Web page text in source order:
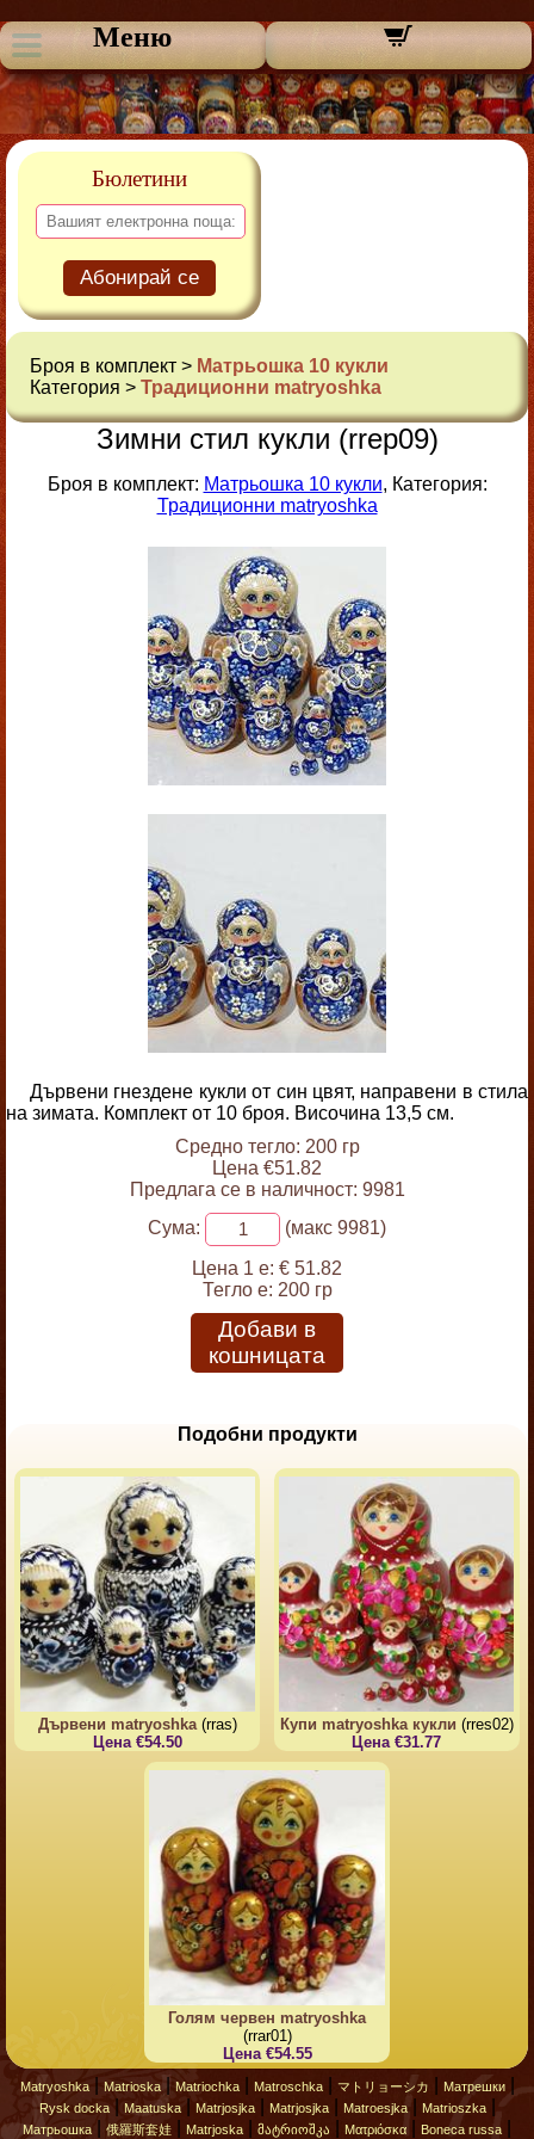
Меню
Бюлетини
Абонирай се
Броя в комплект > Матрьошка 10 кукли
Категория > Традиционни matryoshka
Зимни стил кукли (rrep09)
Броя в комплект: Матрьошка 10 кукли, Категория:
Традиционни matryoshka
Дървени гнездене кукли от син цвят, направени в стила
на зимата. Комплект от 10 броя. Височина 13,5 см.
Средно тегло: 200 гр
Цена €51.82
Предлага се в наличност: 9981
Сума:
(макс 9981)
Цена 1 е: € 51.82
Тегло е: 200 гр
Добави в
кошницата
Подобни продукти
Дървени matryoshka(rras)
Цена €54.50
Купи matryoshka кукли (rres02)
Цена €31.77
Голям червен matryoshka
(rrar01)
Цена €54.55
Matryoshka| Matrioska| Matriochka| Matroschka| マトリョーシカ Матрешки|
Rysk docka| Maatuska| Matrjosjka| Matrjosjka| Matroesjka| Matrioszka|
Матрьошка 俄羅斯套娃 Matrjoska მატრიოშკა Ματριόσκα Boneca russa